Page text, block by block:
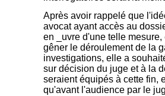
Après avoir rappelé que
avocat ayant accès au
en _uvre d'une telle
gêner le déroulement de la
investigations, elle a
sur décision du juge et à la
seraient équipés à cette fin,
qu'avant l'audience par le